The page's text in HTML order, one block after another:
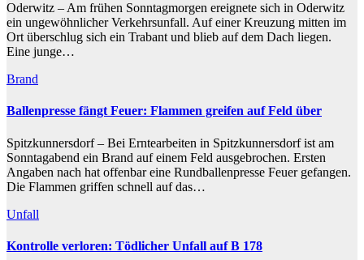
Oderwitz – Am frühen Sonntagmorgen ereignete sich in Oderwitz
ein ungewöhnlicher Verkehrsunfall. Auf einer Kreuzung mitten im
Ort überschlug sich ein Trabant und blieb auf dem Dach liegen.
Eine junge…
Brand
Ballenpresse fängt Feuer: Flammen greifen auf Feld über
Spitzkunnersdorf – Bei Erntearbeiten in Spitzkunnersdorf ist am
Sonntagabend ein Brand auf einem Feld ausgebrochen. Ersten
Angaben nach hat offenbar eine Rundballenpresse Feuer gefangen.
Die Flammen griffen schnell auf das…
Unfall
Kontrolle verloren: Tödlicher Unfall auf B 178